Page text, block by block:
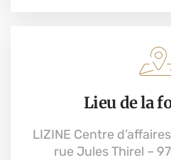
Lieu de la
LIZINE Centre
rue Jules Thirel –